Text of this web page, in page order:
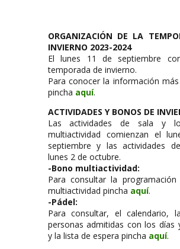
ORGANIZACIÓN DE LA
INVIERNO 2023-2024
El lunes 11 de septiembre
temporada de invierno.
Para conocer la información
pincha aquí.
ACTIVIDADES Y BONOS DE
Las actividades de sala y
multiactividad comienzan el
septiembre y las actividades
lunes 2 de octubre.
-Bono multiactividad:
Para consultar la
multiactividad pincha aquí.
-Pádel:
Para consultar, el calendario,
personas admitidas con los días
y la lista de espera pincha aquí.